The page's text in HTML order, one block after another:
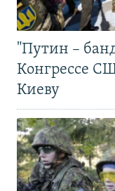
"Путин –
Конгрессе
Киеву